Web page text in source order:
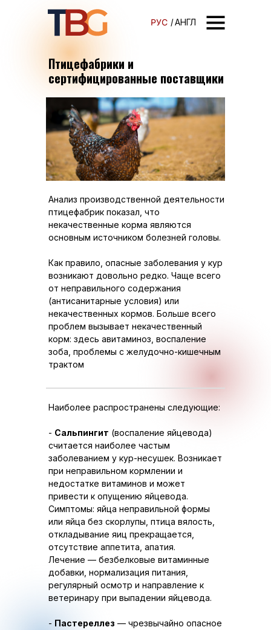
АНГЛ
РУС /
Птицефабрики и
сертифицированные поставщики
Наиболее распространены следующие:
- Сальпингит (воспаление яйцевода)
считается наиболее частым
заболеванием у кур-несушек. Возникает
при неправильном кормлении и
недостатке витаминов и может
привести к опущению яйцевода.
Симптомы: яйца неправильной формы
или яйца без скорлупы, птица вялость,
откладывание яиц прекращается,
отсутствие аппетита, апатия.
Лечение — безбелковые витаминные
добавки, нормализация питания,
регулярный осмотр и направление к
ветеринару при выпадении яйцевода.
- Пастереллез — чрезвычайно опасное
Анализ производственной деятельности
птицефабрик показал, что
некачественные корма являются
основным источником болезней головы.
Как правило, опасные заболевания у кур
возникают довольно редко. Чаще всего
от неправильного содержания
(антисанитарные условия) или
некачественных кормов. Больше всего
проблем вызывает некачественный
корм: здесь авитаминоз, воспаление
зоба, проблемы с желудочно-кишечным
трактом